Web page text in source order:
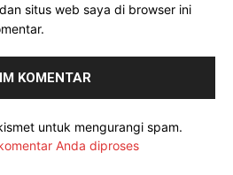
situs web saya di browser ini
untuk mengurangi spam.
Anda diproses